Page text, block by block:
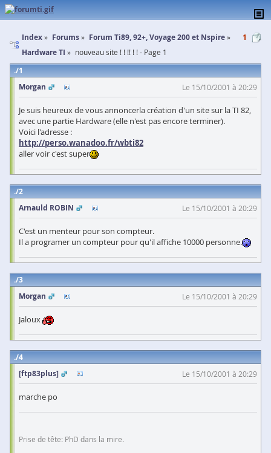
Index Forums
Forum Ti89, 92+, Voyage 200 et Nspire
Hardware TI
nouveau site ! ! !! ! ! - Page 1
1
1
Morgan
Le 15/10/2001 à 20:29
Je suis heureux de vous annoncerla création d'un site sur la TI 82,
avec une partie Hardware (elle n'est pas encore terminer).
Voici l'adresse :
http://perso.wanadoo.fr/wbti82
aller voir c'est super
2
Arnauld ROBIN
Le 15/10/2001 à 20:29
C'est un menteur pour son compteur.
Il a programer un compteur pour qu'il affiche 10000 personne.
3
Morgan
Le 15/10/2001 à 20:29
Jaloux
4
[ftp83plus]
Le 15/10/2001 à 20:29
marche po
Prise de tête: PhD dans la mire.